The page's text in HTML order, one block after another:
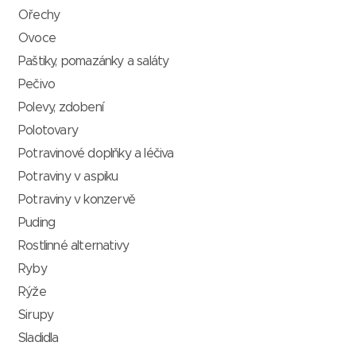
Ořechy
Ovoce
Paštiky, pomazánky a saláty
Pečivo
Polevy, zdobení
Polotovary
Potravinové doplňky a léčiva
Potraviny v aspiku
Potraviny v konzervě
Puding
Rostlinné alternativy
Ryby
Rýže
Sirupy
Sladidla